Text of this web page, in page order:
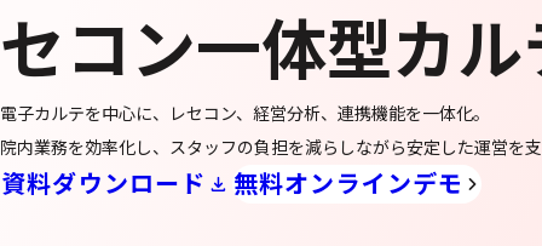
セコン一体型カル
電子カルテを中心に、レセコン、経営分析、連携機能を一体化。
院内業務を効率化し、スタッフの負担を減らしながら安定した運営を
資料ダウンロード 無料オンラインデモ